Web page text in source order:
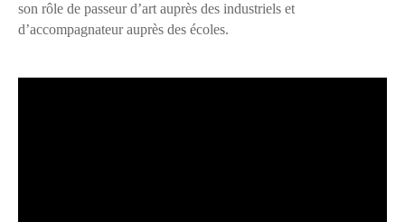
son rôle de passeur d’art auprès des industriels et
d’accompagnateur auprès des écoles.